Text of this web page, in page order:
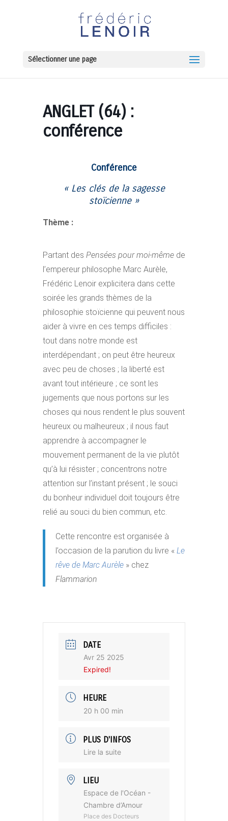
Sélectionner une page
ANGLET (64) :
conférence
Conférence
« Les clés de la sagesse
stoïcienne »
Thème :
Partant des Pensées pour moi-même de
l’empereur philosophe Marc Aurèle,
Frédéric Lenoir explicitera dans cette
soirée les grands thèmes de la
philosophie stoïcienne qui peuvent nous
aider à vivre en ces temps difficiles :
tout dans notre monde est
interdépendant ; on peut être heureux
avec peu de choses ; la liberté est
avant tout intérieure ; ce sont les
jugements que nous portons sur les
choses qui nous rendent le plus souvent
heureux ou malheureux ; il nous faut
apprendre à accompagner le
mouvement permanent de la vie plutôt
qu’à lui résister ; concentrons notre
attention sur l’instant présent ; le souci
du bonheur individuel doit toujours être
relié au souci du bien commun, etc.
Cette rencontre est organisée à
l’occasion de la parution du livre « Le
rêve de Marc Aurèle » chez
Flammarion
DATE
Avr 25 2025
Expired!
HEURE
20 h 00 min
PLUS D'INFOS
Lire la suite
LIEU
Espace de l'Océan -
Chambre d’Amour
Place des Docteurs